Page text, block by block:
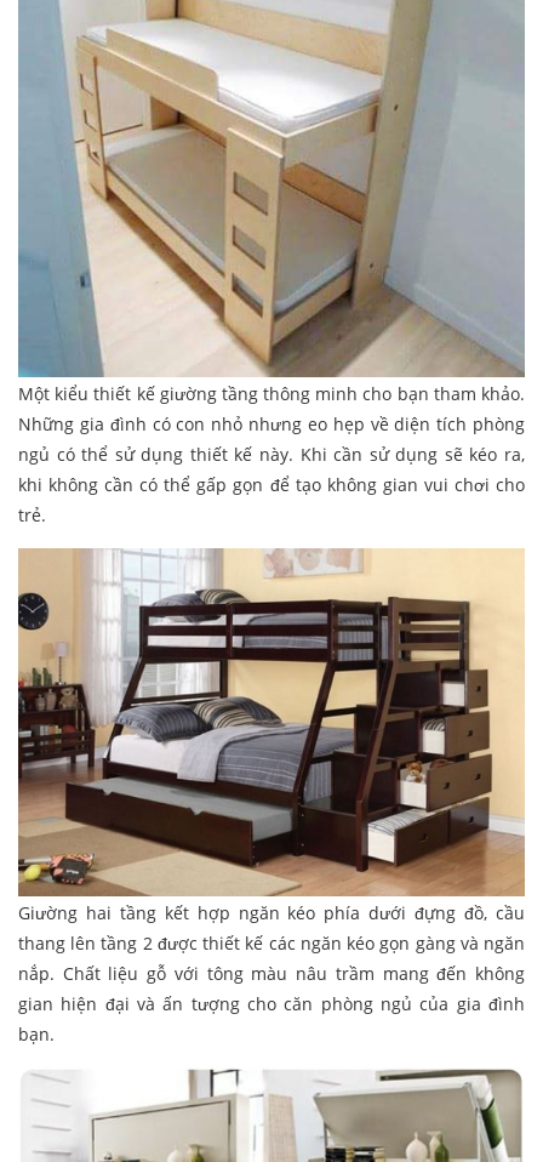
Một kiểu thiết kế giường tầng thông minh cho bạn tham khảo.
Những gia đình có con nhỏ nhưng eo hẹp về diện tích phòng
ngủ có thể sử dụng thiết kế này. Khi cần sử dụng sẽ kéo ra,
khi không cần có thể gấp gọn để tạo không gian vui chơi cho
trẻ.
Giường hai tầng kết hợp ngăn kéo phía dưới đựng đồ, cầu
thang lên tầng 2 được thiết kế các ngăn kéo gọn gàng và ngăn
nắp. Chất liệu gỗ với tông màu nâu trầm mang đến không
gian hiện đại và ấn tượng cho căn phòng ngủ của gia đình
bạn.